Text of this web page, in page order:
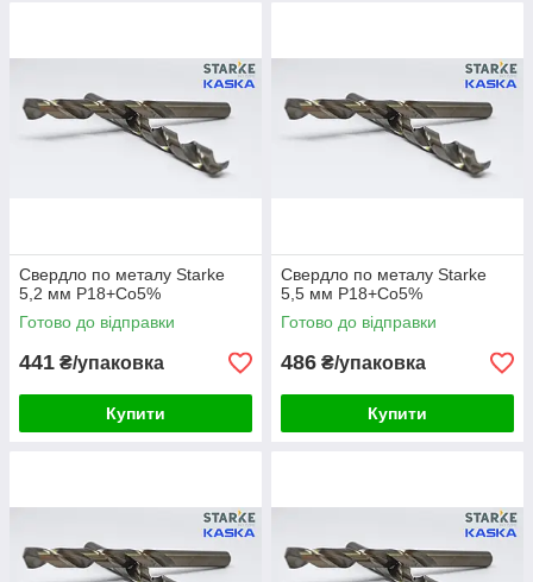
Свердло по металу Starke
5,2 мм Р18+Co5%
Готово до відправки
441 ₴/упаковка
Купити
Свердло по металу Starke
5,5 мм Р18+Co5%
Готово до відправки
486 ₴/упаковка
Купити